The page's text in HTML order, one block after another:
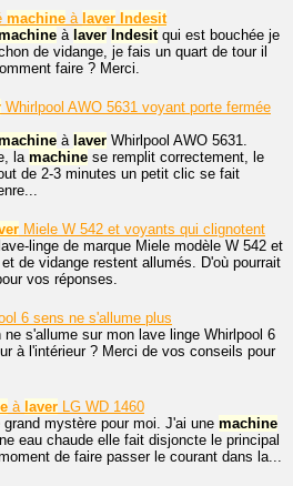
machine à laver Indesit
à laver Indesitqui est bouchée je
de vidange, je fais un quart de tour il
faire ? Merci.
Whirlpool AWO 5631 voyant porte fermée
à laver Whirlpool AWO 5631.
la machine se remplit correctement, le
de 2-3 minutes un petit clic se fait
Miele W 542 et voyants qui clignotent
linge de marque Miele modèle W 542 et
de vidange restent allumés. D'où pourrait
vos réponses.
6 sens ne s'allume plus
ne s'allume sur mon lave linge Whirlpool 6
à l'intérieur ? Merci de vos conseils pour
à laver LG WD 1460
mystère pour moi. J'ai une machine
eau chaude elle fait disjoncte le principal
de faire passer le courant dans la...